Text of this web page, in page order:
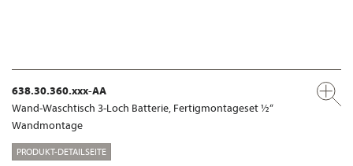
638.30.360.xxx-AA
Wand-Waschtisch 3-Loch Batterie, Fertigmontageset ½“
Wandmontage
PRODUKT-DETAILSEITE